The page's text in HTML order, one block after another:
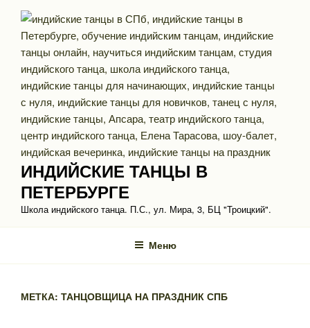
Перейти
содержимому
ИНДИЙСКИЕ ТАНЦЫ В
ПЕТЕРБУРГЕ
Школа индийского танца. П.С., ул. Мира, 3, БЦ "Троицкий".
Меню
МЕТКА: ТАНЦОВЩИЦА НА ПРАЗДНИК СПБ